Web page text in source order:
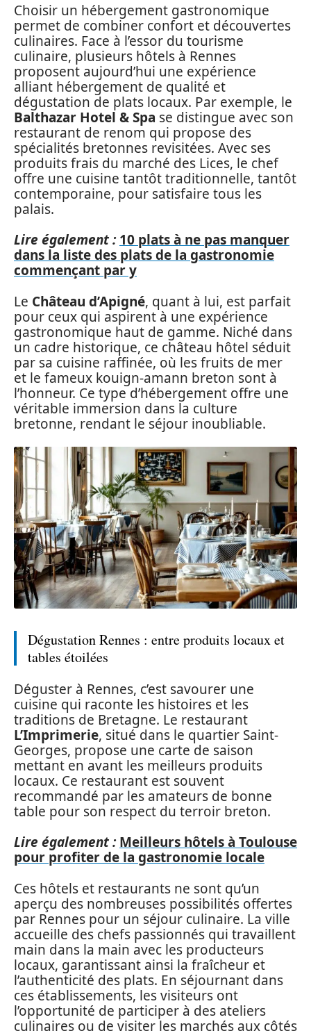
Choisir un hébergement gastronomique
permet de combiner confort et découvertes
culinaires. Face à l’essor du tourisme
culinaire, plusieurs hôtels à Rennes
proposent aujourd’hui une expérience
alliant hébergement de qualité et
dégustation de plats locaux. Par exemple, le
Balthazar Hotel & Spa se distingue avec son
restaurant de renom qui propose des
spécialités bretonnes revisitées. Avec ses
produits frais du marché des Lices, le chef
offre une cuisine tantôt traditionnelle, tantôt
contemporaine, pour satisfaire tous les
palais.
Lire également : 10 plats à ne pas manquer
dans la liste des plats de la gastronomie
commençant par y
Le Château d’Apigné, quant à lui, est parfait
pour ceux qui aspirent à une expérience
gastronomique haut de gamme. Niché dans
un cadre historique, ce château hôtel séduit
par sa cuisine raffinée, où les fruits de mer
et le fameux kouign-amann breton sont à
l’honneur. Ce type d’hébergement offre une
véritable immersion dans la culture
bretonne, rendant le séjour inoubliable.
Dégustation Rennes : entre produits locaux et
tables étoilées
Déguster à Rennes, c’est savourer une
cuisine qui raconte les histoires et les
traditions de Bretagne. Le restaurant
L’Imprimerie, situé dans le quartier Saint-
Georges, propose une carte de saison
mettant en avant les meilleurs produits
locaux. Ce restaurant est souvent
recommandé par les amateurs de bonne
table pour son respect du terroir breton.
Lire également : Meilleurs hôtels à Toulouse
pour profiter de la gastronomie locale
Ces hôtels et restaurants ne sont qu’un
aperçu des nombreuses possibilités offertes
par Rennes pour un séjour culinaire. La ville
accueille des chefs passionnés qui travaillent
main dans la main avec les producteurs
locaux, garantissant ainsi la fraîcheur et
l’authenticité des plats. En séjournant dans
ces établissements, les visiteurs ont
l’opportunité de participer à des ateliers
culinaires ou de visiter les marchés aux côtés